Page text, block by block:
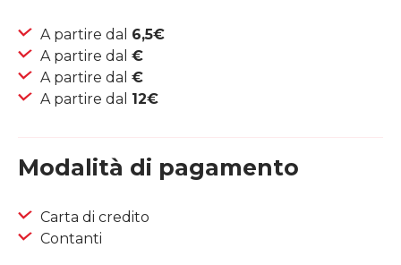
A partire dal 6,5€
A partire dal €
A partire dal €
A partire dal 12€
Modalità di pagamento
Carta di credito
Contanti